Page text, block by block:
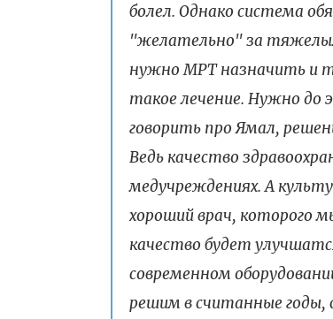
болел. Однако система
"желательно" за
нужно МРТ назначить и
такое лечение. Нужно до
говорить про Ямал,
Ведь качество
медучреждениях. А
хороший врач, которого
качество будет
современном
решим в считанные годы,